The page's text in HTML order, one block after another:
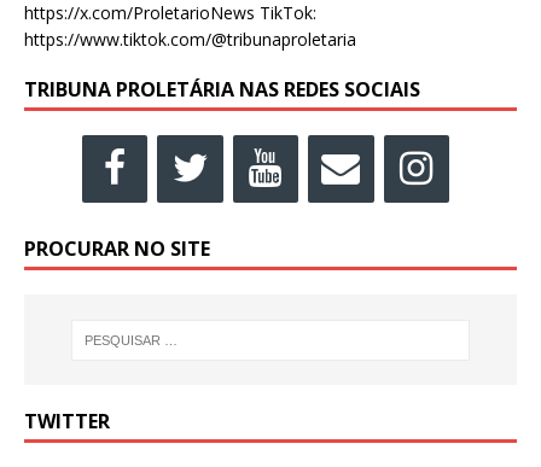
https://x.com/ProletarioNews TikTok:
https://www.tiktok.com/@tribunaproletaria
TRIBUNA PROLETÁRIA NAS REDES SOCIAIS
PROCURAR NO SITE
TWITTER